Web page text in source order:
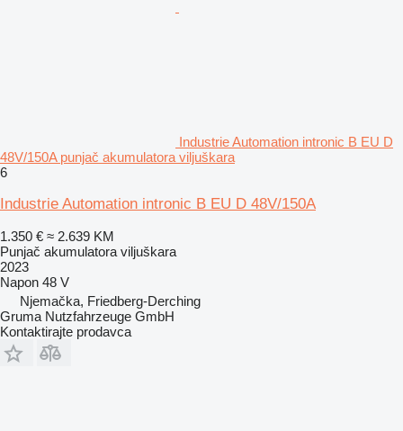
Industrie Automation intronic B EU D
48V/150A punjač akumulatora viljuškara
6
Industrie Automation intronic B EU D 48V/150A
1.350 € ≈ 2.639 KM
Punjač akumulatora viljuškara
2023
Napon 48 V
Njemačka, Friedberg-Derching
Gruma Nutzfahrzeuge GmbH
Kontaktirajte prodavca